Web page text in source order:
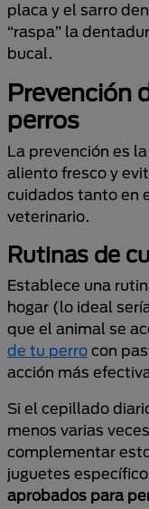
placa y el sarro
“raspa” la
bucal.
Prevención
perros
La prevención es
aliento fresco y
cuidados tanto en
veterinario.
Rutinas de
Establece una
hogar (lo ideal
que el animal se
de tu perro con
acción más
Si el cepillado
menos varias
complementar
juguetes
aprobados para